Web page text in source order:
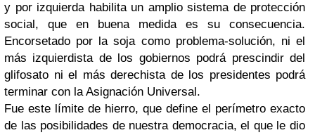
y por izquierda habilita un amplio sistema de protección
social, que en buena medida es su consecuencia.
Encorsetado por la soja como problema-solución, ni el
más izquierdista de los gobiernos podrá prescindir del
glifosato ni el más derechista de los presidentes podrá
terminar con la Asignación Universal.
Fue este límite de hierro, que define el perímetro exacto
de las posibilidades de nuestra democracia, el que le dio